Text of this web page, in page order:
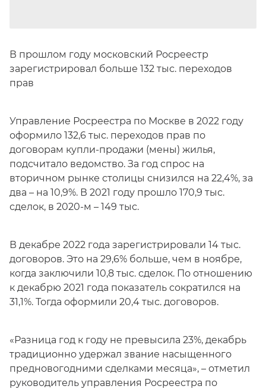
В прошлом году московский Росреестр
зарегистрировал больше 132 тыс. переходов
прав
Управление Росреестра по Москве в 2022 году
оформило 132,6 тыс. переходов прав по
договорам купли-продажи (мены) жилья,
подсчитало ведомство. За год спрос на
вторичном рынке столицы снизился на 22,4%, за
два – на 10,9%. В 2021 году прошло 170,9 тыс.
сделок, в 2020-м – 149 тыс.
В декабре 2022 года зарегистрировали 14 тыс.
договоров. Это на 29,6% больше, чем в ноябре,
когда заключили 10,8 тыс. сделок. По отношению
к декабрю 2021 года показатель сократился на
31,1%. Тогда оформили 20,4 тыс. договоров.
«Разница год к году не превысила 23%, декабрь
традиционно удержал звание насыщенного
предновогодними сделками месяца», – отметил
руководитель управления Росреестра по